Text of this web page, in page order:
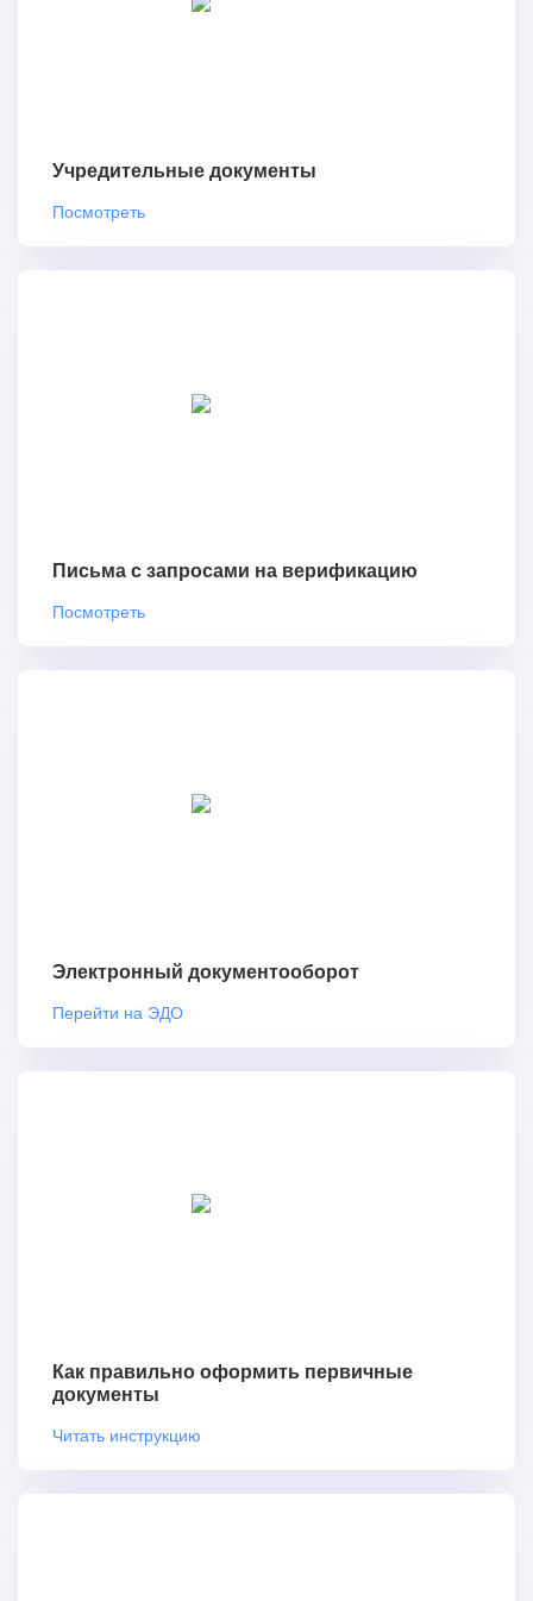
Учредительные документы
Посмотреть
Письма с запросами на верификацию
Посмотреть
Электронный документооборот
Перейти на ЭДО
Как правильно оформить первичные
документы
Читать инструкцию